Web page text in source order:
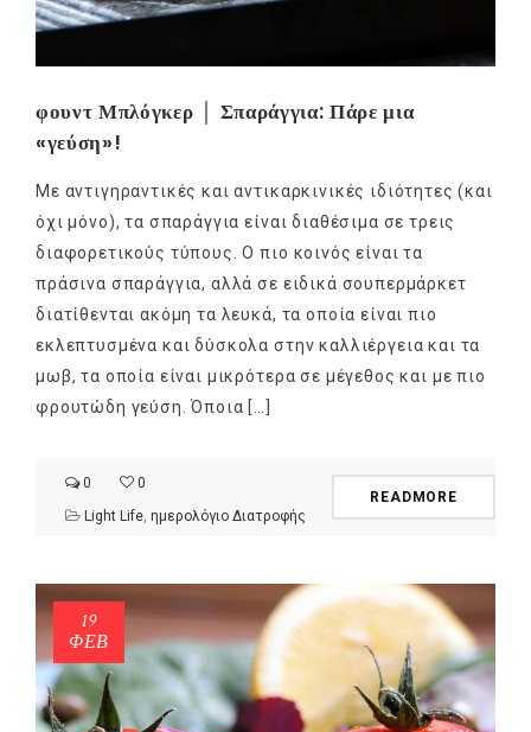
φουντ Μπλόγκερ │ Σπαράγγια: Πάρε μια
«γεύση»!
Με αντιγηραντικές και αντικαρκινικές ιδιότητες (και
όχι μόνο), τα σπαράγγια είναι διαθέσιμα σε τρεις
διαφορετικούς τύπους. Ο πιο κοινός είναι τα
πράσινα σπαράγγια, αλλά σε ειδικά σουπερμάρκετ
διατίθενται ακόμη τα λευκά, τα οποία είναι πιο
εκλεπτυσμένα και δύσκολα στην καλλιέργεια και τα
μωβ, τα οποία είναι μικρότερα σε μέγεθος και με πιο
φρουτώδη γεύση. Όποια […]
0
0
Light Life ημερολόγιο Διατροφής
READMORE
19
ΦΕΒ